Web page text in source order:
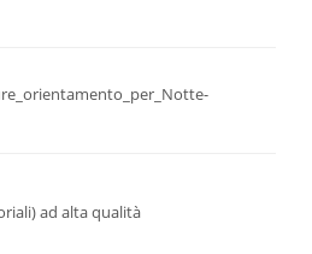
ad alta qualità